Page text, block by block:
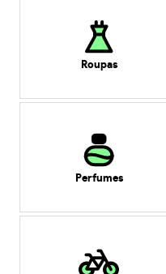
Roupas
Perfumes